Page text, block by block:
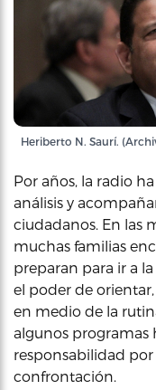
Heriberto N. Saurí.
Por años, la radio
análisis y
ciudadanos. En las
muchas familias
preparan para ir a
el poder de
en medio de la
algunos programas
responsabilidad
confrontación.